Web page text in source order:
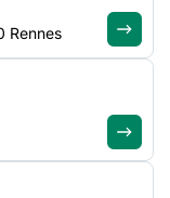
de la
de la
de la loi
le système
Rennes